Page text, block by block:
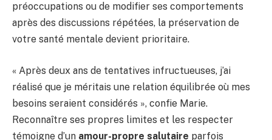
préoccupations ou de modifier ses comportements
après des discussions répétées, la préservation de
votre santé mentale devient prioritaire.
« Après deux ans de tentatives infructueuses, j’ai
réalisé que je méritais une relation équilibrée où mes
besoins seraient considérés », confie Marie.
Reconnaître ses propres limites et les respecter
témoigne d’un amour-propre salutaire parfois